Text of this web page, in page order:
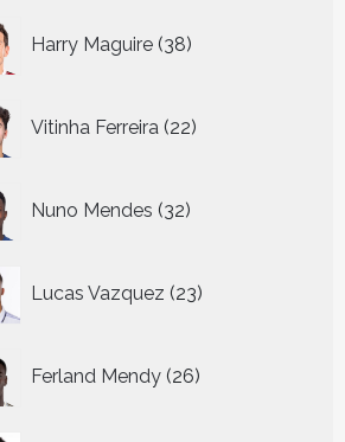
Harry Maguire 38
producten
Vitinha Ferreira 22
producten
Nuno Mendes 32
producten
Lucas Vazquez 23
producten
Ferland Mendy 26
producten